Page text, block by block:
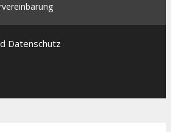
Datenschutz